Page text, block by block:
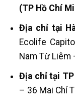
(TP Hồ Chí
Địa chỉ tại
Ecolife
Nam Từ Liêm
Địa chỉ tại
– 36 Mai Chí